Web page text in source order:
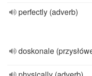
perfectly (adverb)
doskonale